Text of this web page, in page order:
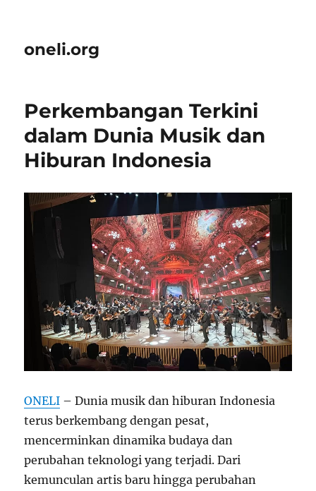
oneli.org
Perkembangan Terkini
dalam Dunia Musik dan
Hiburan Indonesia
ONELI – Dunia musik dan hiburan Indonesia
terus berkembang dengan pesat,
mencerminkan dinamika budaya dan
perubahan teknologi yang terjadi. Dari
kemunculan artis baru hingga perubahan